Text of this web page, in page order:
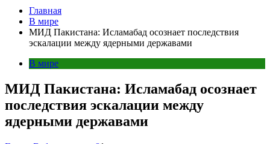
Главная
В мире
МИД Пакистана: Исламабад осознает последствия
эскалации между ядерными державами
В мире
МИД Пакистана: Исламабад осознает
последствия эскалации между
ядерными державами